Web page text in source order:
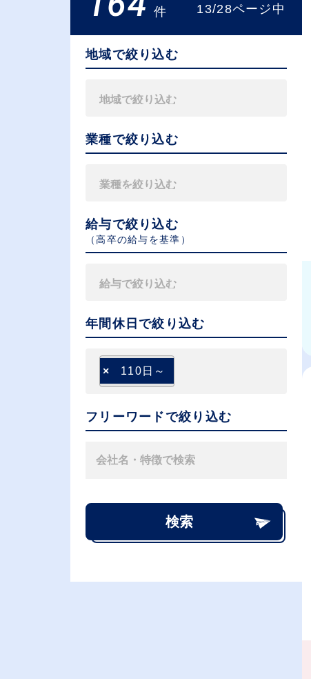
件 13/28ページ中
地域で絞り込む
業種で絞り込む
給与で絞り込む
（⾼卒の給与を基準）
年間休日で絞り込む
× 110日～
フリーワードで絞り込む
検索